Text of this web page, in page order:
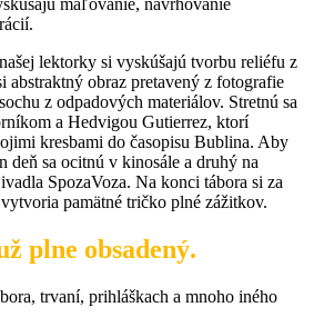
lektorky si vyskúšajú tvorbu reliéfu z
abstraktný obraz pretavený z fotografie
z odpadových materiálov. Stretnú sa
a Hedvigou Gutierrez, ktorí
kresbami do časopisu Bublina. Aby
deň sa ocitnú v kinosále a druhý na
SpozaVoza. Na konci tábora si za
pamätné tričko plné zážitkov.
plne obsadený.
trvaní, prihláškach a mnoho iného